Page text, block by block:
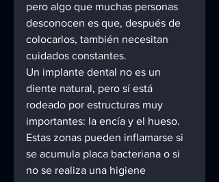
pero algo que muchas personas
desconocen es que, después de
colocarlos, también necesitan
cuidados constantes.
Un implante dental no es un
diente natural, pero sí está
rodeado por estructuras muy
importantes: la encía y el hueso.
Estas zonas pueden inflamarse si
se acumula placa bacteriana o si
no se realiza una higiene